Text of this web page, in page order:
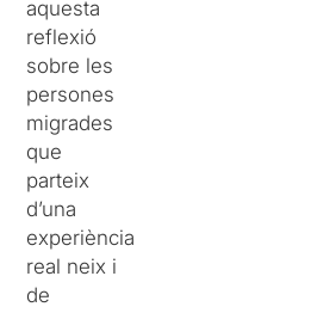
aquesta
reflexió
sobre les
persones
migrades
que
parteix
d’una
experiència
real neix i
de